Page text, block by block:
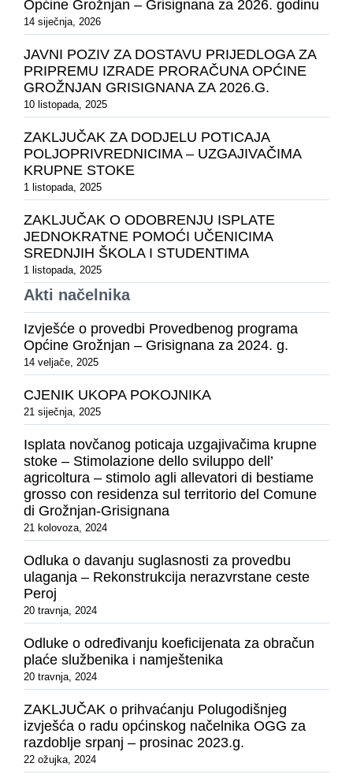
Općine Grožnjan – Grisignana za 2026. godinu
14 siječnja, 2026
JAVNI POZIV ZA DOSTAVU PRIJEDLOGA ZA
PRIPREMU IZRADE PRORAČUNA OPĆINE
GROŽNJAN GRISIGNANA ZA 2026.G.
10 listopada, 2025
ZAKLJUČAK ZA DODJELU POTICAJA
POLJOPRIVREDNICIMA – UZGAJIVAČIMA
KRUPNE STOKE
1 listopada, 2025
ZAKLJUČAK O ODOBRENJU ISPLATE
JEDNOKRATNE POMOĆI UČENICIMA
SREDNJIH ŠKOLA I STUDENTIMA
1 listopada, 2025
Akti načelnika
Izvješće o provedbi Provedbenog programa
Općine Grožnjan – Grisignana za 2024. g.
14 veljače, 2025
CJENIK UKOPA POKOJNIKA
21 siječnja, 2025
Isplata novčanog poticaja uzgajivačima krupne
stoke – Stimolazione dello sviluppo dell’
agricoltura – stimolo agli allevatori di bestiame
grosso con residenza sul territorio del Comune
di Grožnjan-Grisignana
21 kolovoza, 2024
Odluka o davanju suglasnosti za provedbu
ulaganja – Rekonstrukcija nerazvrstane ceste
Peroj
20 travnja, 2024
Odluke o određivanju koeficijenata za obračun
plaće službenika i namještenika
20 travnja, 2024
ZAKLJUČAK o prihvaćanju Polugodišnjeg
izvješća o radu općinskog načelnika OGG za
razdoblje srpanj – prosinac 2023.g.
22 ožujka, 2024